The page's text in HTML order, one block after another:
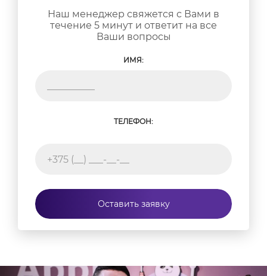
Наш менеджер свяжется с Вами в
течение 5 минут и ответит на все
Ваши вопросы
ИМЯ:
ТЕЛЕФОН:
Оставить заявку